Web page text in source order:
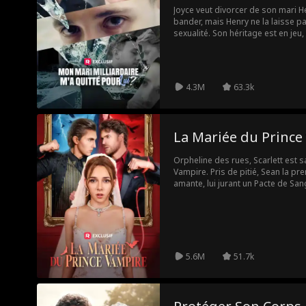
Joyce veut divorcer de son mari
bander, mais Henry ne la laisse
sexualité. Son héritage est en
sa mère est atteinte d’un cancer
d’argent....
4.3M 63.3k
La Mariée du
Orpheline des rues, Scarlett est
Vampire. Pris de pitié, Sean la
amante, lui jurant un Pacte de
et de vivre pour elle-même. À
Vampire Alder apparaît pour la
5.6M 51.7k